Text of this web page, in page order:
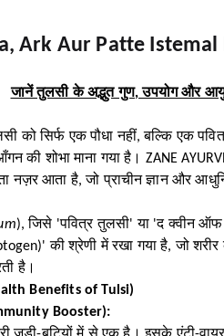
Ark Aur Patte Istemal
जानें तुलसी के अद्भुत गुण, उपयोग और
को सिर्फ एक पौधा नहीं, बल्कि एक
की शोभा माना गया है। ZANE
नज़र आता है, जो प्राचीन ज्ञान और
), जिसे 'पवित्र तुलसी' या 'द क्वीन ऑफ
की श्रेणी में रखा गया है, जो शरीर
है।
Benefits of Tulsi)
Booster):